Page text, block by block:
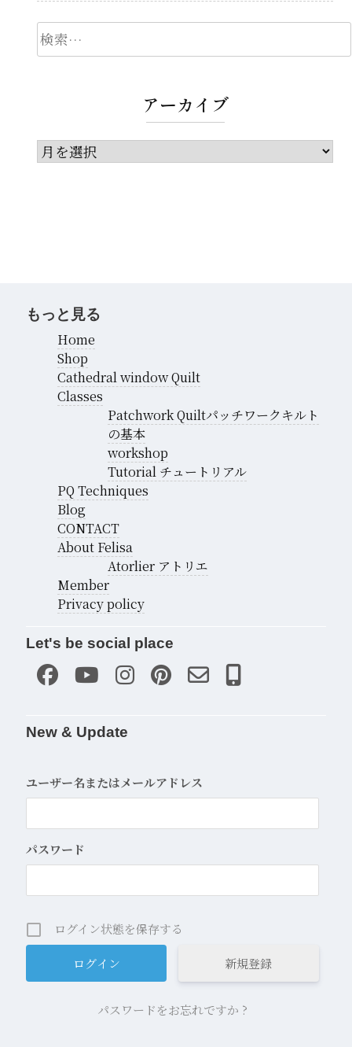
検
索
アーカイブ
ア
ー
もっと見る
Home
Shop
Cathedral window Quilt
Classes
Patchwork Quiltパッチワークキルト
の基本
workshop
Tutorial チュートリアル
PQ Techniques
Blog
CONTACT
About Felisa
Atorlier アトリエ
Member
Privacy policy
Let's be social place
New & Update
ユーザー名またはメールアドレス
パスワード
ログイン状態を保存する
新規登録
パスワードをお忘れですか ?